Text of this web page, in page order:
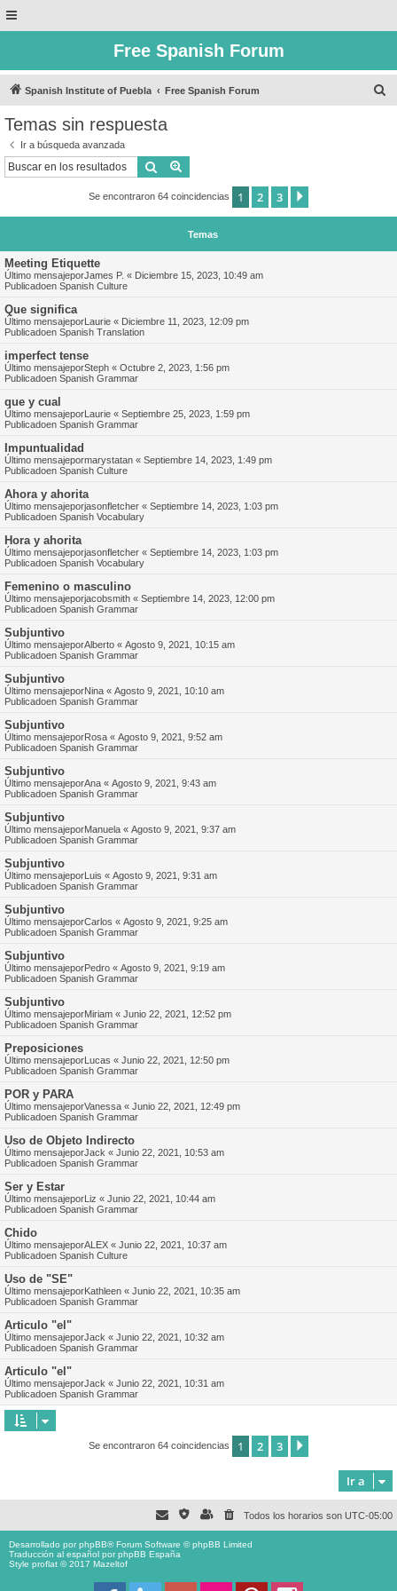
Free Spanish Forum
Spanish Institute of Puebla Free Spanish Forum
Temas sin respuesta
Ir a búsqueda avanzada
Buscar
Se encontraron 64 coincidencias 1 2 3
Temas
Meeting Etiquette
Último mensajeporJames P. « Diciembre 15, 2023, 10:49 am
Publicadoen Spanish Culture
Que significa
Último mensajeporLaurie « Diciembre 11, 2023, 12:09 pm
Publicadoen Spanish Translation
imperfect tense
Último mensajeporSteph « Octubre 2, 2023, 1:56 pm
Publicadoen Spanish Grammar
que y cual
Último mensajeporLaurie « Septiembre 25, 2023, 1:59 pm
Publicadoen Spanish Grammar
Impuntualidad
Último mensajepormarystatan « Septiembre 14, 2023, 1:49 pm
Publicadoen Spanish Culture
Ahora y ahorita
Último mensajeporjasonfletcher « Septiembre 14, 2023, 1:03 pm
Publicadoen Spanish Vocabulary
Hora y ahorita
Último mensajeporjasonfletcher « Septiembre 14, 2023, 1:03 pm
Publicadoen Spanish Vocabulary
Femenino o masculino
Último mensajeporjacobsmith « Septiembre 14, 2023, 12:00 pm
Publicadoen Spanish Grammar
Subjuntivo
Último mensajeporAlberto « Agosto 9, 2021, 10:15 am
Publicadoen Spanish Grammar
Subjuntivo
Último mensajeporNina « Agosto 9, 2021, 10:10 am
Publicadoen Spanish Grammar
Subjuntivo
Último mensajeporRosa « Agosto 9, 2021, 9:52 am
Publicadoen Spanish Grammar
Subjuntivo
Último mensajeporAna « Agosto 9, 2021, 9:43 am
Publicadoen Spanish Grammar
Subjuntivo
Último mensajeporManuela « Agosto 9, 2021, 9:37 am
Publicadoen Spanish Grammar
Subjuntivo
Último mensajeporLuis « Agosto 9, 2021, 9:31 am
Publicadoen Spanish Grammar
Subjuntivo
Último mensajeporCarlos « Agosto 9, 2021, 9:25 am
Publicadoen Spanish Grammar
Subjuntivo
Último mensajeporPedro « Agosto 9, 2021, 9:19 am
Publicadoen Spanish Grammar
Subjuntivo
Último mensajeporMiriam « Junio 22, 2021, 12:52 pm
Publicadoen Spanish Grammar
Preposiciones
Último mensajeporLucas « Junio 22, 2021, 12:50 pm
Publicadoen Spanish Grammar
POR y PARA
Último mensajeporVanessa « Junio 22, 2021, 12:49 pm
Publicadoen Spanish Grammar
Uso de Objeto Indirecto
Último mensajeporJack « Junio 22, 2021, 10:53 am
Publicadoen Spanish Grammar
Ser y Estar
Último mensajeporLiz « Junio 22, 2021, 10:44 am
Publicadoen Spanish Grammar
Chido
Último mensajeporALEX « Junio 22, 2021, 10:37 am
Publicadoen Spanish Culture
Uso de "SE"
Último mensajeporKathleen « Junio 22, 2021, 10:35 am
Publicadoen Spanish Grammar
Articulo "el"
Último mensajeporJack « Junio 22, 2021, 10:32 am
Publicadoen Spanish Grammar
Articulo "el"
Último mensajeporJack « Junio 22, 2021, 10:31 am
Publicadoen Spanish Grammar
Se encontraron 64 coincidencias 1 2 3
Ir a
Todos los horarios son UTC-05:00
Desarrollado porphpBB® Forum Software © phpBB Limited
Traducción al español porphpBB España
Style proflat © 2017 Mazeltof